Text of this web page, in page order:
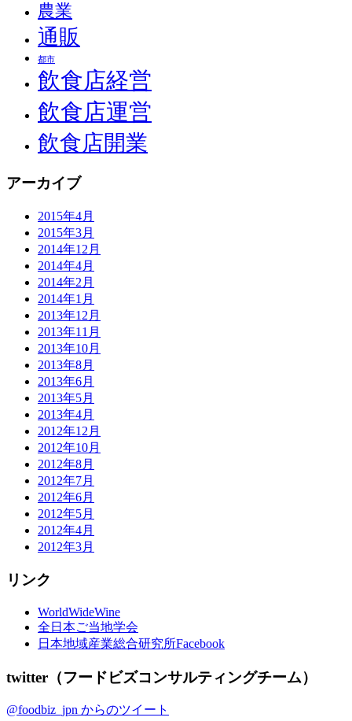
農業
通販
都市
飲食店経営
飲食店運営
飲食店開業
アーカイブ
2015年4月
2015年3月
2014年12月
2014年4月
2014年2月
2014年1月
2013年12月
2013年11月
2013年10月
2013年8月
2013年6月
2013年5月
2013年4月
2012年12月
2012年10月
2012年8月
2012年7月
2012年6月
2012年5月
2012年4月
2012年3月
リンク
WorldWideWine
全日本ご当地学会
日本地域産業総合研究所Facebook
twitter（フードビズコンサルティングチーム）
@foodbiz_jpn からのツイート